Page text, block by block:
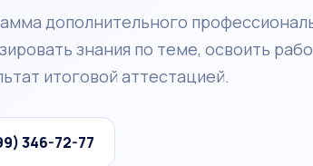
дополнительного
знания по теме, освоить
итоговой аттестацией.
346-72-77